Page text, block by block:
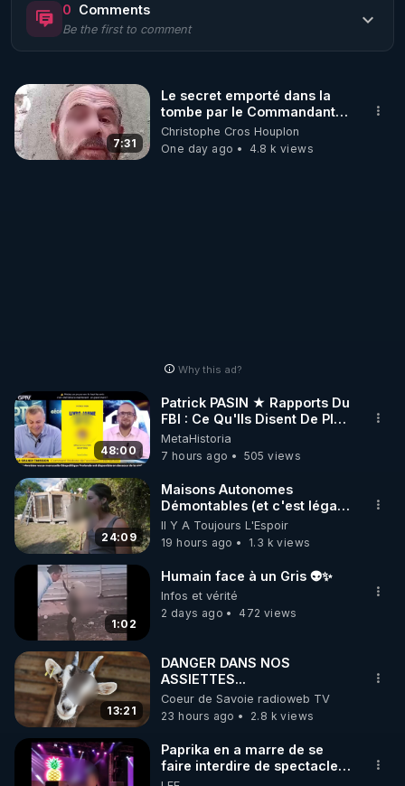
🌱 LE MAGAZINE RÉGÉNÈRE
🌱 LA BOUTIQUE DU MAGAZINE
Pour obtenir les anciens numéros que vous avez
🌱 INSTAGRAM
https://www.instagram.com/rdlr_thierrycasasnovas/
http://rgnr.li/instagram
🌱 LA NEWSLETTER
Pour ne pas rater l’actualité RGNR (stages,
http://rgnr.li/news
🌱 VIDÉOS NON CENSURÉES SUR ODYSEE
Toutes les vidéos Youtube sont aussi sur la
http://rgnr.li/odysee
🌱 LES STAGES EN PRÉSENTIEL
0 Comments
Be the first to comment
7:31
Le secret emporté dans la
tombe par le Commandant
Cousteau le 25 juin 1997
Christophe Cros Houplon
One day ago
4.8 k views
Why this ad?
48:00
Patrick PASIN ★ Rapports Du
FBI : Ce Qu'Ils Disent De Plus
Grave Sur Hitler
MetaHistoria
7 hours ago
505 views
24:09
Maisons Autonomes
Démontables (et c'est légal).
Visite éco village en
Bretagne
Il Y A Toujours L'Espoir
19 hours ago
1.3 k views
1:02
Humain face à un Gris 👽✨
Infos et vérité
2 days ago
472 views
13:21
DANGER DANS NOS
ASSIETTES...
Coeur de Savoie radioweb TV
23 hours ago
2.8 k views
Paprika en a marre de se
faire interdire de spectacle.
Elle décide donc de devenir